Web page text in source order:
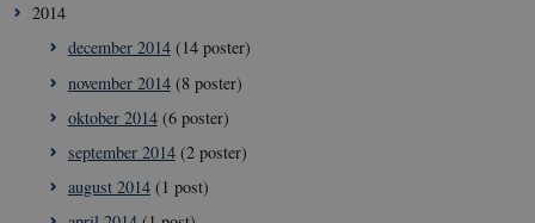
2014
december 2014(14 poster)
november 2014(8 poster)
oktober 2014(6 poster)
september 2014(2 poster)
august 2014(1 post)